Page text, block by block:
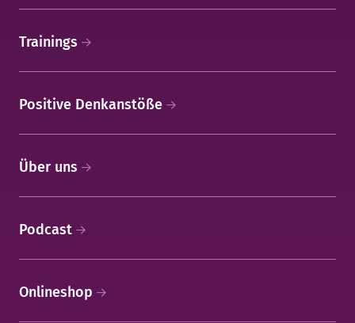
Trainings
Positive Denkanstöße
Über uns
Podcast
Onlineshop